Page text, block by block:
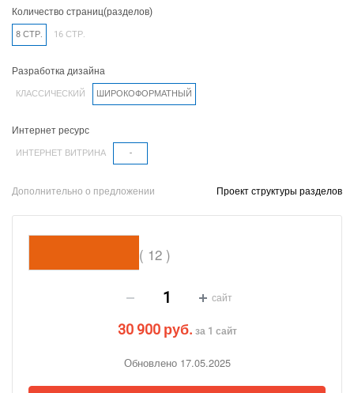
Количество страниц(разделов)
8 СТР. 16 СТР.
Разработка дизайна
КЛАССИЧЕСКИЙ ШИРОКОФОРМАТНЫЙ
Интернет ресурс
ИНТЕРНЕТ ВИТРИНА -
Дополнительно о предложении Проект структуры разделов
( 12 )
сайт
30 900 руб. за 1 сайт
Обновлено 17.05.2025